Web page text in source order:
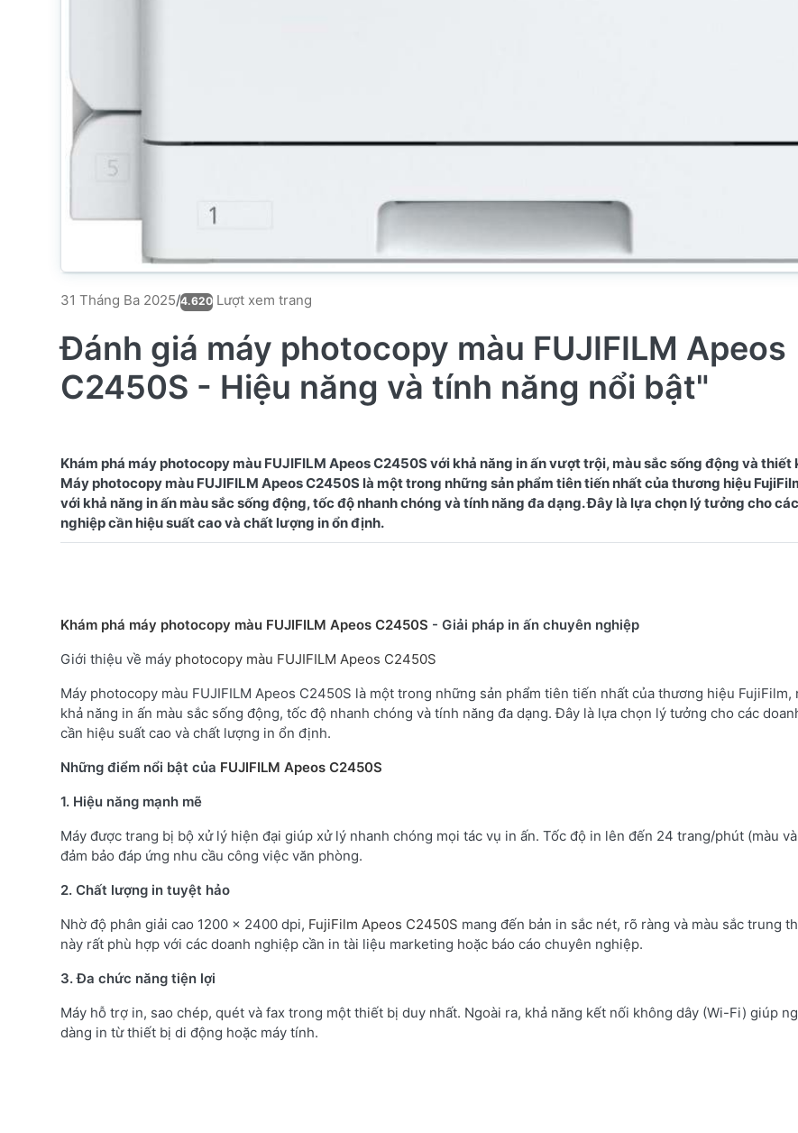
31 Tháng Ba 2025/4.620 Lượt xem trang
Đánh giá máy photocopy màu FUJIFILM Apeos
C2450S - Hiệu năng và tính năng nổi bật"
Khám phá máy photocopy màu FUJIFILM Apeos C2450S với khả năng in ấn vượt trội, màu sắc sống động và thiết
Máy photocopy màu FUJIFILM Apeos C2450S là một trong những sản phẩm tiên tiến nhất của thương hiệu
với khả năng in ấn màu sắc sống động, tốc độ nhanh chóng và tính năng đa dạng. Đây là lựa chọn lý tưởng cho
Khám phá máy photocopy màu FUJIFILM Apeos C2450S - Giải pháp in ấn chuyên nghiệp
Giới thiệu về máy photocopy màu FUJIFILM Apeos C2450S
Máy photocopy màu FUJIFILM Apeos C2450S là một trong những sản phẩm tiên tiến nhất của thương hiệu FujiFilm,
khả năng in ấn màu sắc sống động, tốc độ nhanh chóng và tính năng đa dạng. Đây là lựa chọn lý tưởng cho các
cần hiệu suất cao và chất lượng in ổn định.
Những điểm nổi bật của FUJIFILM Apeos C2450S
1. Hiệu năng mạnh mẽ
Máy được trang bị bộ xử lý hiện đại giúp xử lý nhanh chóng mọi tác vụ in ấn. Tốc độ in lên đến 24 trang/phút (màu
đảm bảo đáp ứng nhu cầu công việc văn phòng.
2. Chất lượng in tuyệt hảo
Nhờ độ phân giải cao 1200 x 2400 dpi, FujiFilm Apeos C2450S mang đến bản in sắc nét, rõ ràng và màu sắc trung
này rất phù hợp với các doanh nghiệp cần in tài liệu marketing hoặc báo cáo chuyên nghiệp.
3. Đa chức năng tiện lợi
Máy hỗ trợ in, sao chép, quét và fax trong một thiết bị duy nhất. Ngoài ra, khả năng kết nối không dây (Wi-Fi) giúp
dàng in từ thiết bị di động hoặc máy tính.